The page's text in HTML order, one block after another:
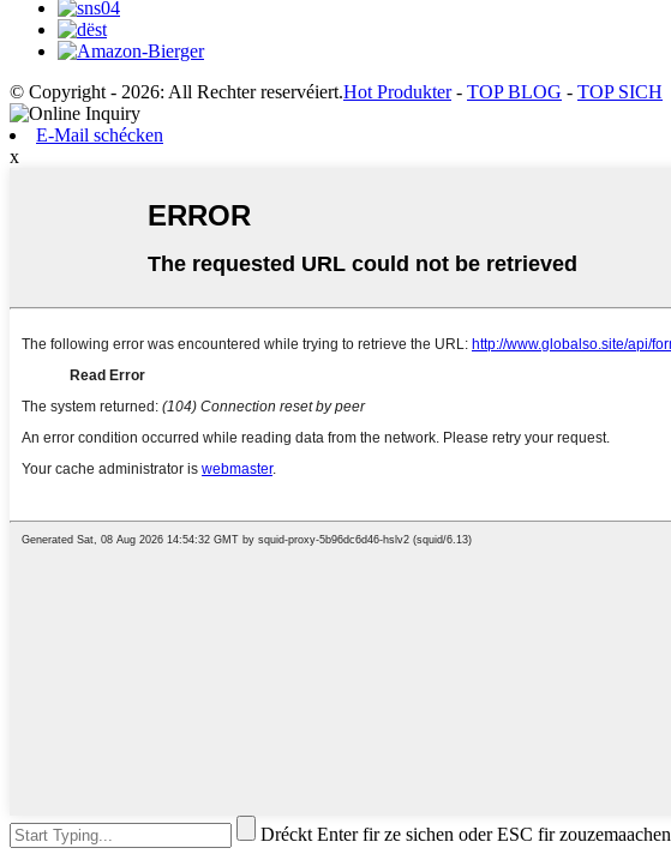
© Copyright - 2026: All Rechter reservéiert.Hot Produkter- TOP BLOG - TOP SICH
E-Mail schécken
x
Dréckt Enter fir ze sichen oder ESC fir zouzemaachen